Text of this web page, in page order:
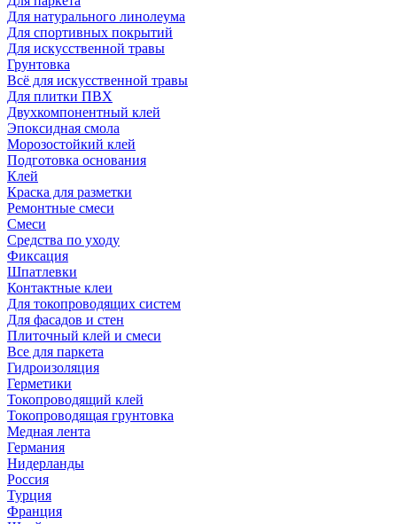
Для натурального линолеума
Для спортивных покрытий
Для искусственной травы
Грунтовка
Всё для искусственной травы
Для плитки ПВХ
Двухкомпонентный клей
Эпоксидная смола
Морозостойкий клей
Подготовка основания
Клей
Краска для разметки
Ремонтные смеси
Смеси
Средства по уходу
Фиксация
Шпатлевки
Контактные клеи
Для токопроводящих систем
Для фасадов и стен
Плиточный клей и смеси
Все для паркета
Гидроизоляция
Герметики
Токопроводящий клей
Токопроводящая грунтовка
Медная лента
Германия
Нидерланды
Россия
Турция
Франция